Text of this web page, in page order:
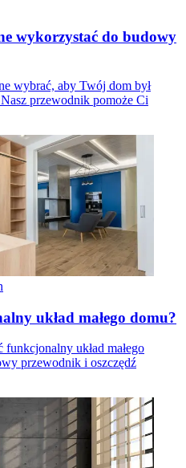
wykorzystać do budowy
wybrać, aby Twój dom był
przewodnik pomoże Ci
układ małego domu?
układ małego
przewodnik i oszczędź